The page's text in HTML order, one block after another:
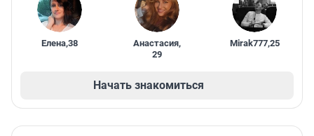
Елена,38 Анастасия,
29
Mirak777,25
Начать знакомиться